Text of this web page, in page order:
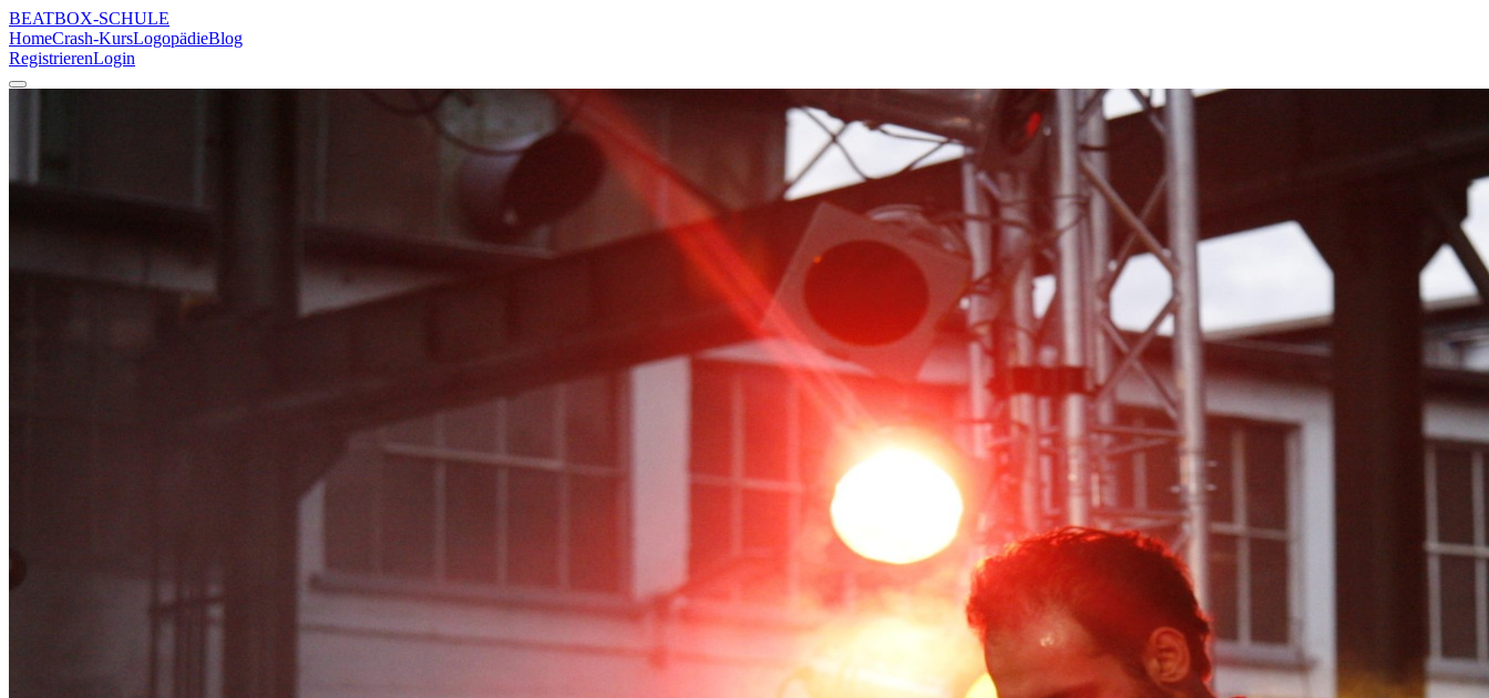
BEATBOX-SCHULE
HomeCrash-KursLogopädieBlog
RegistrierenLogin